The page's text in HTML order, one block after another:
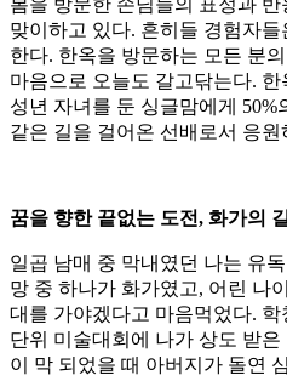
봄을 방문한 손님들의 표정과
맞이하고 있다. 흔히들 경험자
한다. 한옥을 방문하는 모든 분
마음으로 오늘도 갈고닦는다. 한
성년 자녀를 둔 싱글맘에게
같은 길을 걸어온 선배로서 응
꿈을 향한 끝없는 도전, 화가의 길
일곱 남매 중 막내였던 나는 유
망 중 하나가 화가였고, 어린 나
대를 가야겠다고 마음먹었다.
단위 미술대회에 나가 상도 받
이 막 되었을 때 아버지가 돌연